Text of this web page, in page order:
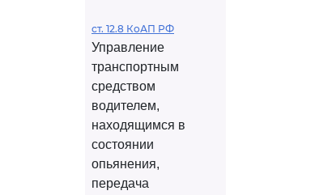
ст. 12.8 КоАП РФ
Управление
транспортным
средством
водителем,
находящимся в
состоянии
опьянения,
передача